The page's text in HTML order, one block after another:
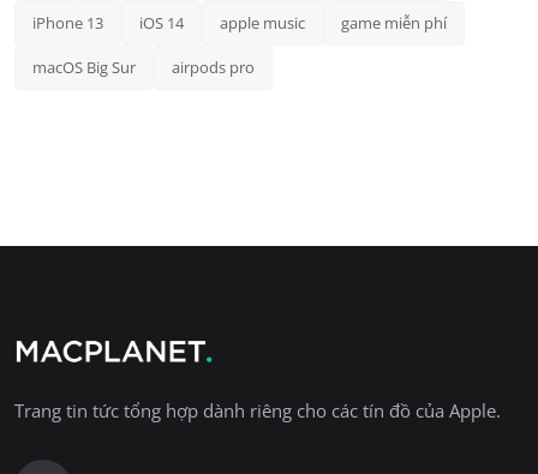
iPhone 13 iOS 14 apple music game miễn phí
macOS Big Sur airpods pro
Trang tin tức tổng hợp dành riêng cho các tín đồ của Apple.